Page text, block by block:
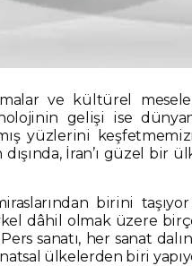
ve kültürel
gelişi ise
yüzlerini keşfetmemizi
İran’ı güzel bir
birini
dâhil olmak üzere
sanatı, her sanat
ülkelerden biri